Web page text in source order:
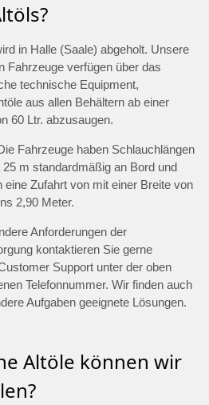
in Halle (Saale) abgeholt. Unsere
Fahrzeuge verfügen über das
technische Equipment,
aus allen Behältern ab einer
60 Ltr. abzusaugen.
Fahrzeuge haben Schlauchlängen
m standardmäßig an Bord und
eine Zufahrt von mit einer Breite von
2,90 Meter.
Anforderungen der
kontaktieren Sie gerne
Support unter der oben
Telefonnummer. Wir finden auch
Aufgaben geeignete Lösungen.
Altöle können wir